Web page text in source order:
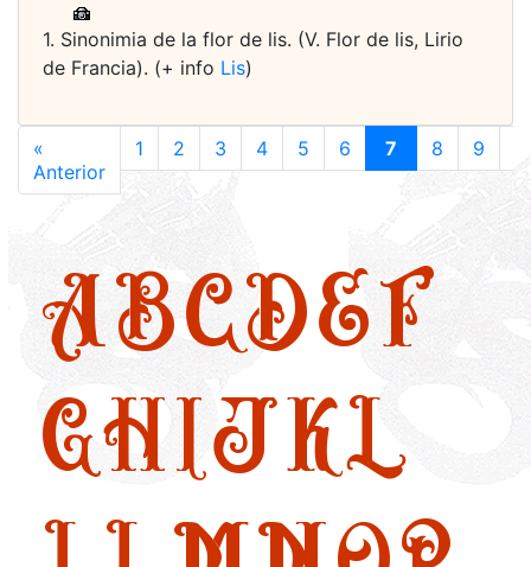
1. Sinonimia de la flor de lis. (V. Flor de lis, Lirio
de Francia). (+ info Lis)
«
Anterior
1 2 3 4 5 6 7 8 9
ABCDEF
GHIJKL